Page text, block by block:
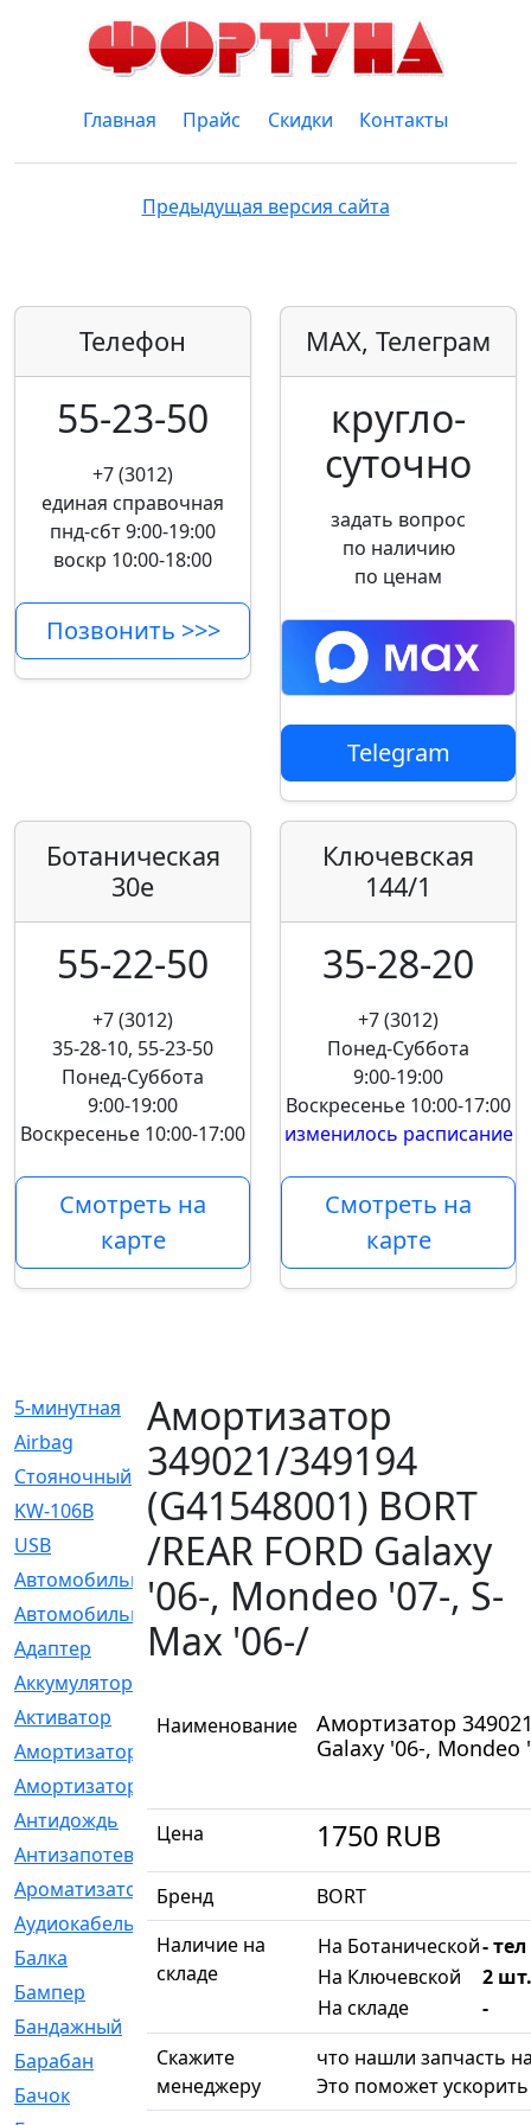
Главная Прайс Скидки Контакты
Предыдущая версия сайта
Телефон
55-23-50
+7 (3012)
единая справочная
пнд-сбт 9:00-19:00
воскр 10:00-18:00
Позвонить >>>
MAX, Телеграм
кругло­
суточно
задать вопрос
по наличию
по ценам
Telegram
Ботаническая
30е
55-22-50
+7 (3012)
35-28-10, 55-23-50
Понед-Суббота
9:00-19:00
Воскресенье 10:00-17:00
Смотреть на
карте
Ключевская
144/1
35-28-20
+7 (3012)
Понед-Суббота
9:00-19:00
Воскресенье 10:00-17:00
изменилось расписание
Смотреть на
карте
5-минутная
[1]
Airbag
[18]
Cтояночный
[1]
KW-106B
[0]
USB
[6]
Автомобильное
[6]
Автомобильный
[6]
Адаптер
[3]
Аккумулятор
Активатор
[1]
Амортизатор
Амортизаторы
Антидождь
Антизапотеватель
Ароматизатор
Аудиокабель
[2]
Балка
[58]
Бампер
[137]
Бандажный
[6]
Барабан
[5]
Бачок
[40]
Амортизатор
349021/349194
(G41548001) BORT
/REAR FORD Galaxy
'06-, Mondeo '07-, S-
Max '06-/
Наименование
Амортизатор
Galaxy '06-, Mondeo
Цена 1750 RUB
Бренд
BORT
Наличие на
складе
На Ботанической- тел
На Ключевской
2
На складе
-
Скажите
менеджеру
что нашли запчасть
Это поможет ускорить